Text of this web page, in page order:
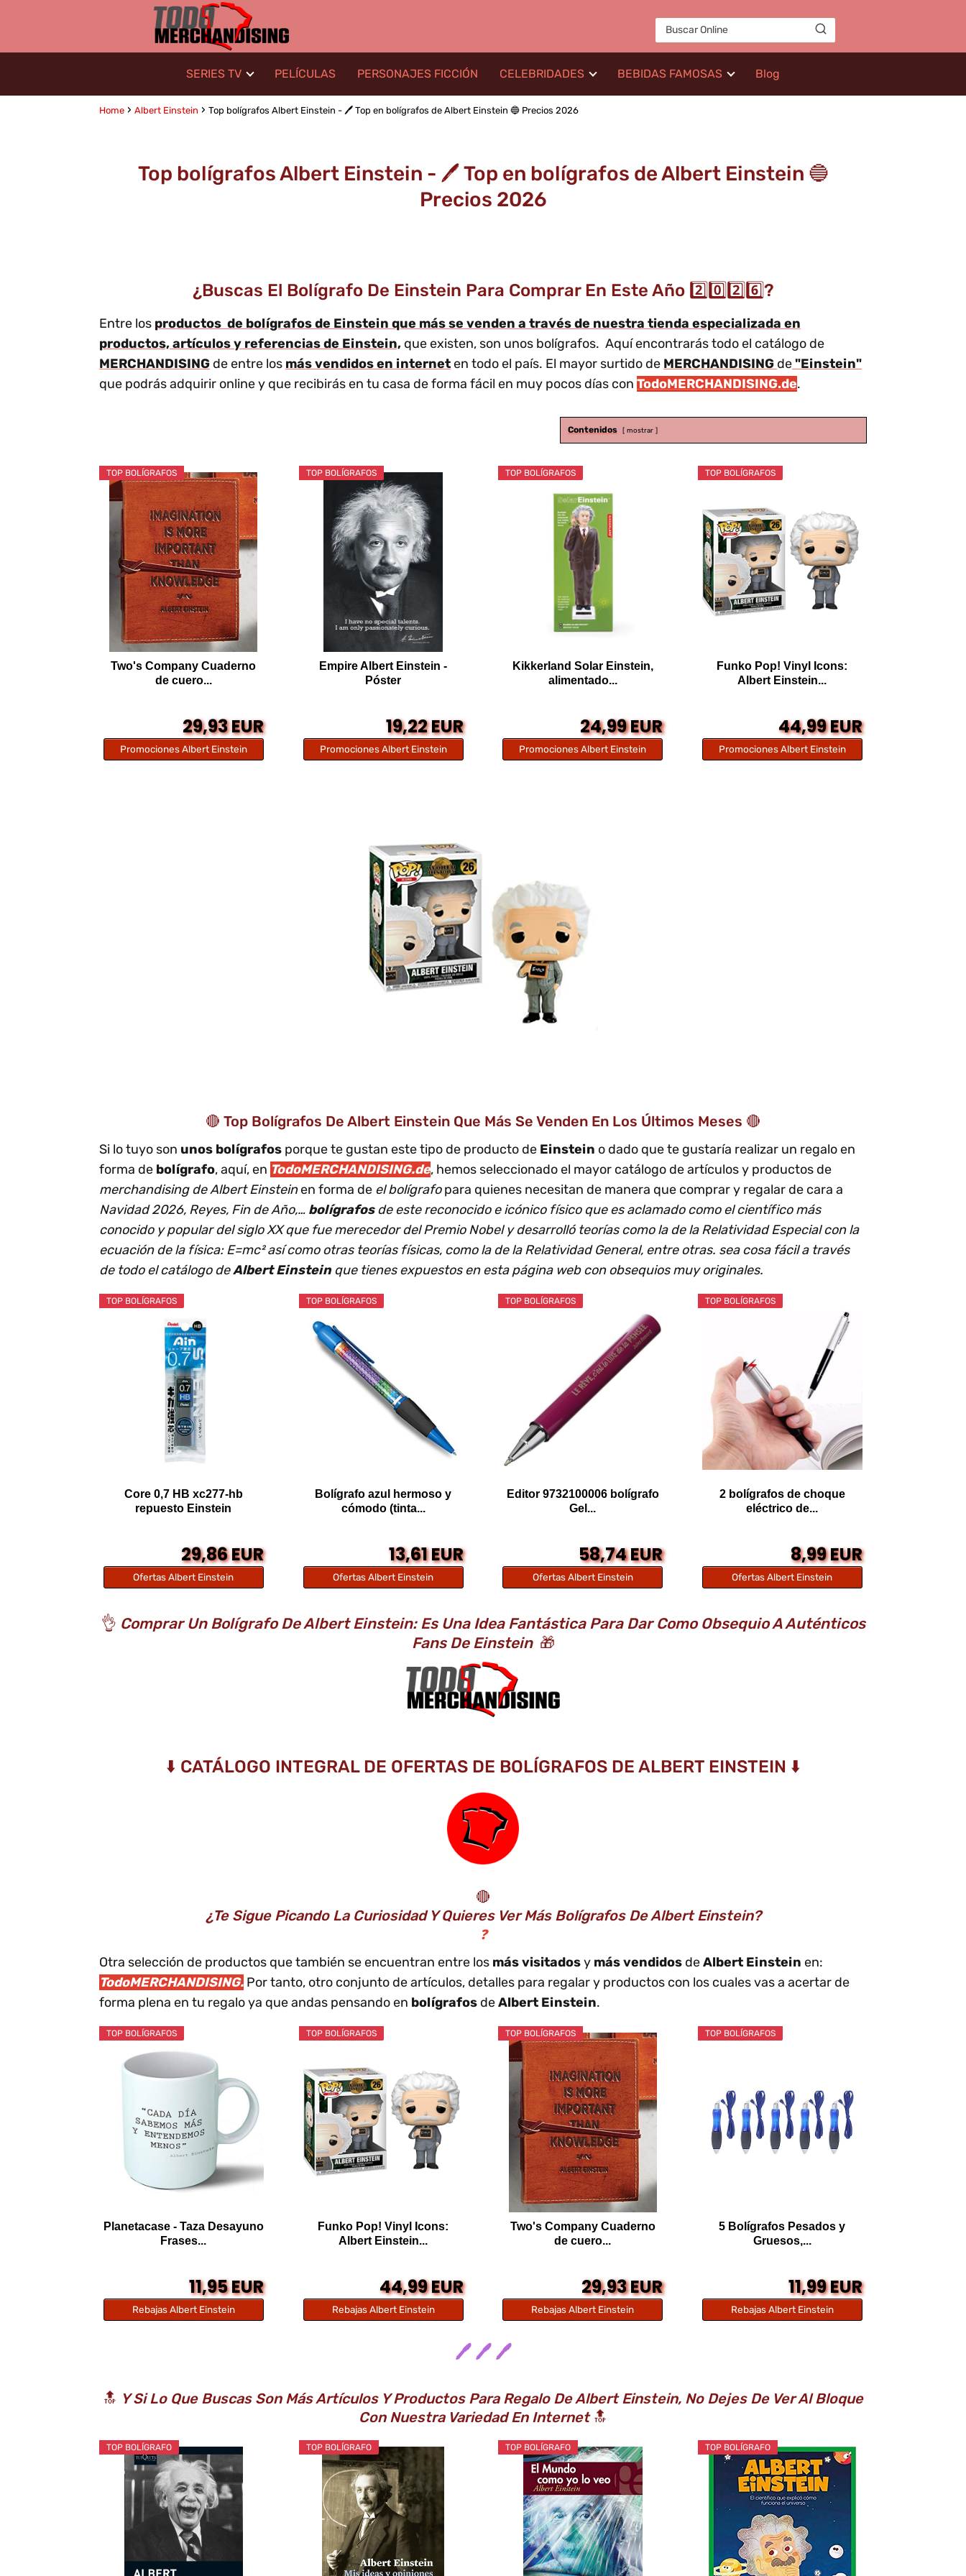
SERIES TV PELÍCULAS PERSONAJES FICCIÓN CELEBRIDADES BEBIDAS FAMOSAS Blog
Home Albert Einstein Top bolígrafos Albert Einstein - 🖊️ Top en bolígrafos de Albert Einstein 🔵 Precios 2026
Top bolígrafos Albert Einstein - 🖊️ Top en bolígrafos de Albert Einstein 🔵
Precios 2026
¿Buscas El Bolígrafo De Einstein Para Comprar En Este Año 2️⃣0️⃣2️⃣6️⃣?
Entre los productos de bolígrafos de Einstein que más se venden a través de nuestra tienda especializada en
productos, artículos y referencias de Einstein, que existen, son unos bolígrafos. Aquí encontrarás todo el catálogo de
MERCHANDISING de entre los más vendidos en interneten todo el país. El mayor surtido de MERCHANDISING de"Einstein"
que podrás adquirir online y que recibirás en tu casa de forma fácil en muy pocos días con TodoMERCHANDISING.de.
Contenidos mostrar
TOP BOLÍGRAFOS
Two's Company Cuaderno
de cuero...
29,93 EUR
Promociones Albert Einstein
TOP BOLÍGRAFOS
Empire Albert Einstein -
Póster
19,22 EUR
Promociones Albert Einstein
TOP BOLÍGRAFOS
Kikkerland Solar Einstein,
alimentado...
24,99 EUR
Promociones Albert Einstein
TOP BOLÍGRAFOS
Funko Pop! Vinyl Icons:
Albert Einstein...
44,99 EUR
Promociones Albert Einstein
🔴 Top Bolígrafos De Albert Einstein Que Más Se Venden En Los Últimos Meses 🔴
Si lo tuyo son unos bolígrafos porque te gustan este tipo de producto de Einstein o dado que te gustaría realizar un regalo en
forma de bolígrafo, aquí, en TodoMERCHANDISING.de, hemos seleccionado el mayor catálogo de artículos y productos de
merchandising de Albert Einsteinen forma de el bolígrafopara quienes necesitan de manera que comprar y regalar de cara a
Navidad 2026, Reyes, Fin de Año,… bolígrafosde este reconocido e icónico físico que es aclamado como el científico más
conocido y popular del siglo XX que fue merecedor del Premio Nobel y desarrolló teorías como la de la Relatividad Especial con la
ecuación de la física: E=mc² así como otras teorías físicas, como la de la Relatividad General, entre otras. sea cosa fácil a través
de todo el catálogo deAlbert Einsteinque tienes expuestos en esta página web con obsequios muy originales.
TOP BOLÍGRAFOS
Core 0,7 HB xc277-hb
repuesto Einstein
29,86 EUR
Ofertas Albert Einstein
TOP BOLÍGRAFOS
Bolígrafo azul hermoso y
cómodo (tinta...
13,61 EUR
Ofertas Albert Einstein
TOP BOLÍGRAFOS
Editor 9732100006 bolígrafo
Gel...
58,74 EUR
Ofertas Albert Einstein
TOP BOLÍGRAFOS
2 bolígrafos de choque
eléctrico de...
8,99 EUR
Ofertas Albert Einstein
👌 Comprar Un Bolígrafo De Albert Einstein: Es Una Idea Fantástica Para Dar Como Obsequio A Auténticos
Fans De Einstein 🎁
⬇️ CATÁLOGO INTEGRAL DE OFERTAS DE BOLÍGRAFOS DE ALBERT EINSTEIN ⬇️
🔴
¿Te Sigue Picando La Curiosidad Y Quieres Ver Más Bolígrafos De Albert Einstein?
❓
Otra selección de productos que también se encuentran entre los más visitadosy más vendidos deAlbert Einstein en:
TodoMERCHANDISING. Por tanto, otro conjunto de artículos, detalles para regalar y productos con los cuales vas a acertar de
forma plena en tu regalo ya que andas pensando en bolígrafos deAlbert Einstein.
TOP BOLÍGRAFOS
Planetacase - Taza Desayuno
Frases...
11,95 EUR
Rebajas Albert Einstein
TOP BOLÍGRAFOS
Funko Pop! Vinyl Icons:
Albert Einstein...
44,99 EUR
Rebajas Albert Einstein
TOP BOLÍGRAFOS
Two's Company Cuaderno
de cuero...
29,93 EUR
Rebajas Albert Einstein
TOP BOLÍGRAFOS
5 Bolígrafos Pesados ​​y
Gruesos,...
11,99 EUR
Rebajas Albert Einstein
🖊️ 🖊️ 🖊️
🔝 Y Si Lo Que Buscas Son Más Artículos Y Productos Para Regalo De Albert Einstein, No Dejes De Ver Al Bloque
Con Nuestra Variedad En Internet🔝
TOP BOLÍGRAFO TOP BOLÍGRAFO TOP BOLÍGRAFO TOP BOLÍGRAFO